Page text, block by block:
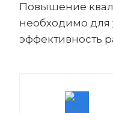
Повышение
необходимо для
эффективность